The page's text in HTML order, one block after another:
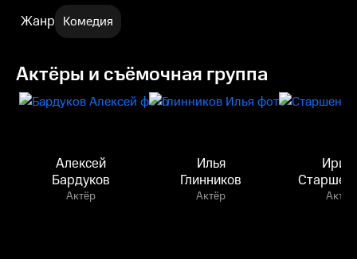
Жанр Комедия
Актёры и съёмочная группа
Алексей
Бардуков
Актёр
Илья
Глинников
Актёр Актёр